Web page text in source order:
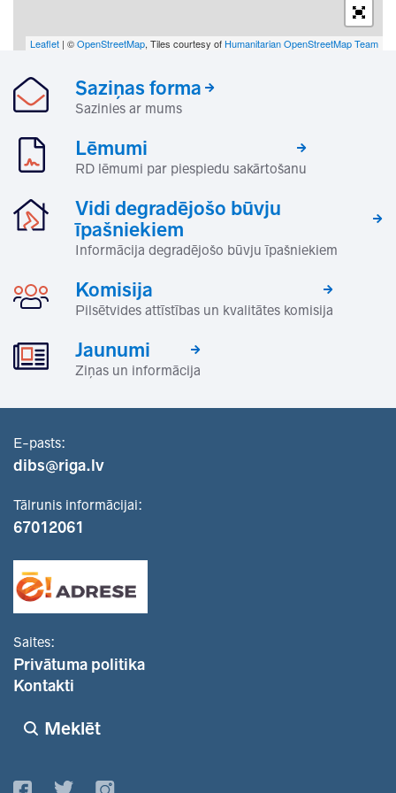
Leaflet | ©OpenStreetMap, Tiles courtesy of Humanitarian OpenStreetMap Team
Saziņas forma
Sazinies ar mums
Lēmumi
RD lēmumi par piespiedu sakārtošanu
Vidi degradējošo būvju
īpašniekiem
Informācija degradējošo būvju īpašniekiem
Komisija
Pilsētvides attīstības un kvalitātes komisija
Jaunumi
Ziņas un informācija
E-pasts:
dibs@riga.lv
Tālrunis informācijai:
67012061
Saites:
Privātuma politika
Kontakti
Meklēt